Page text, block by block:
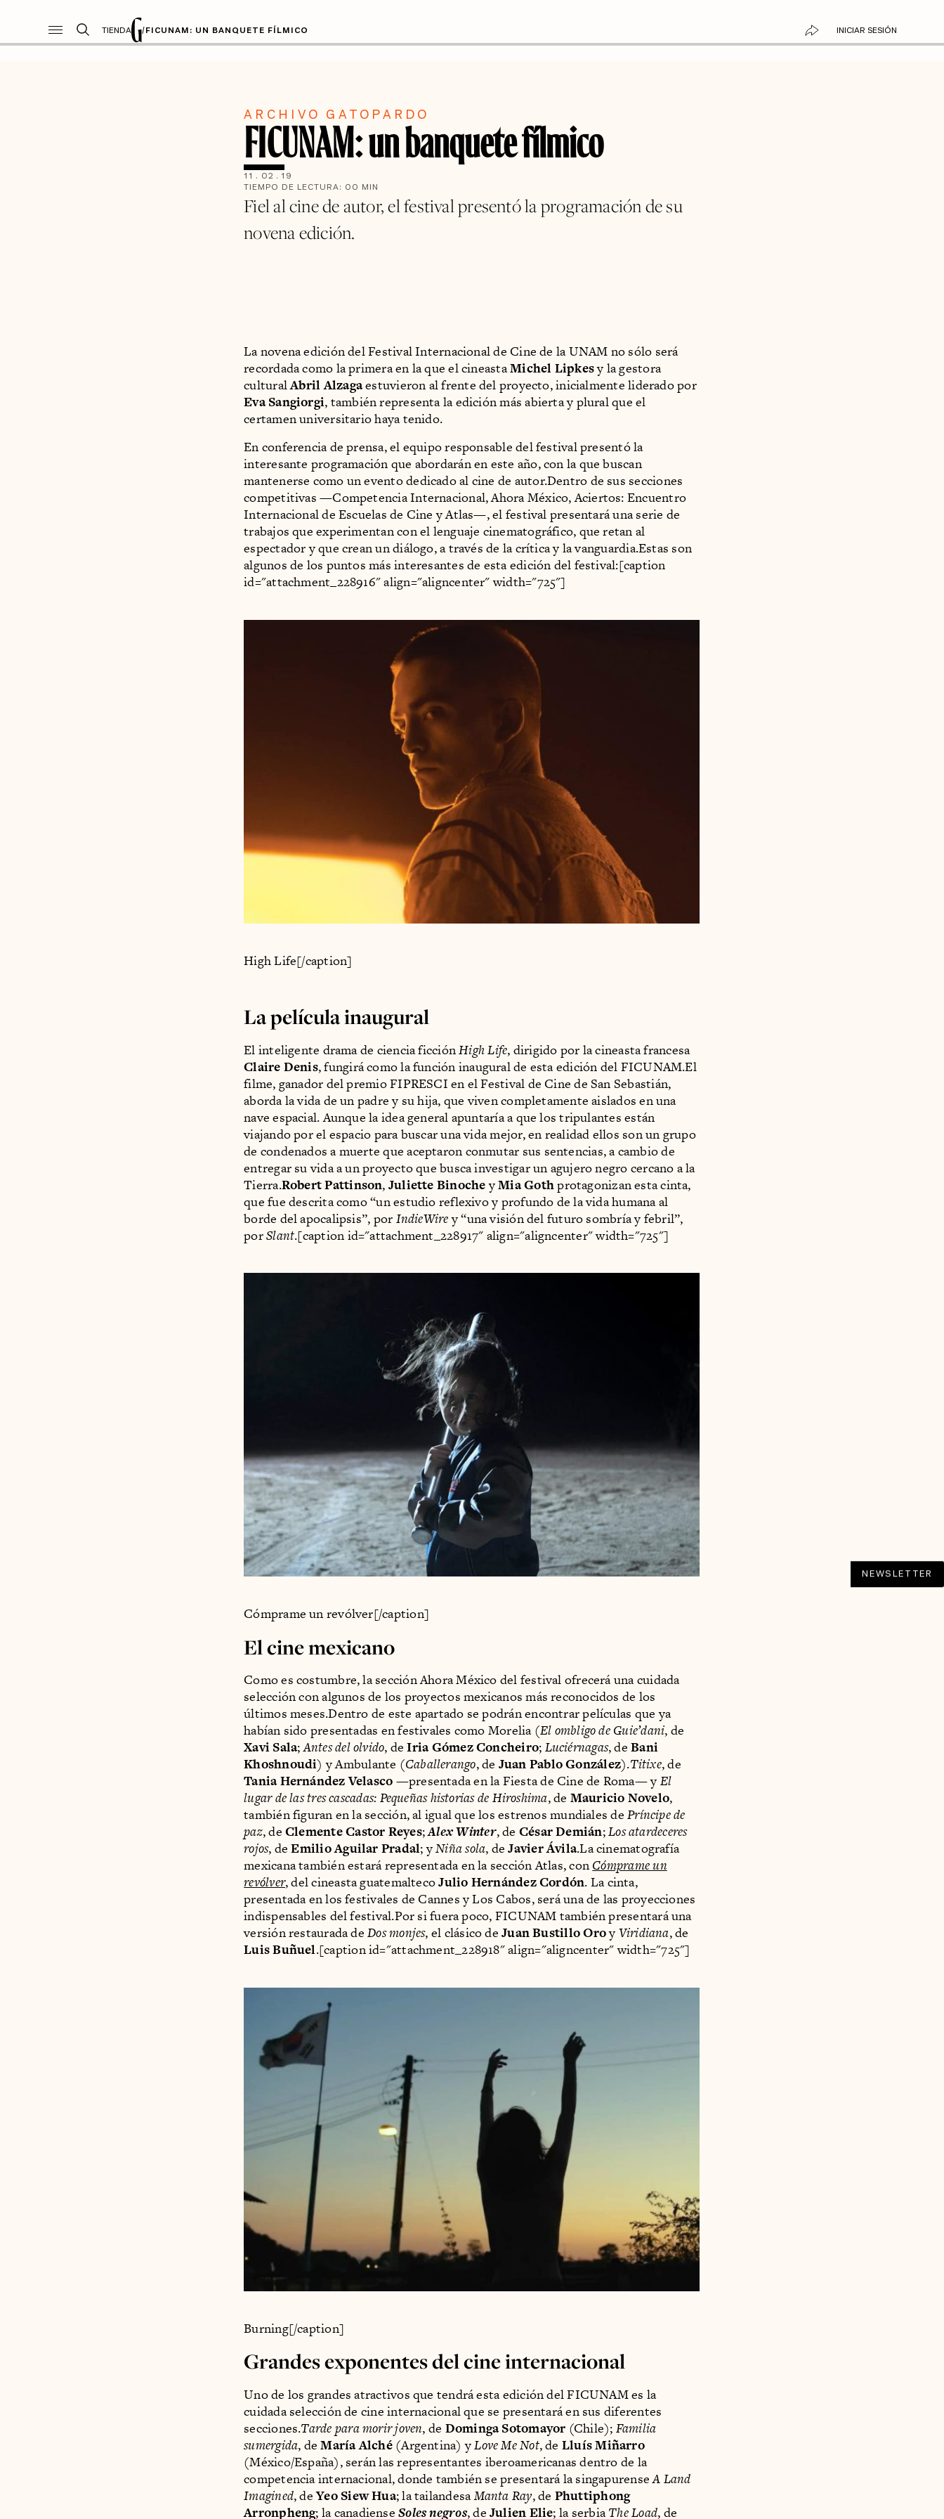
TIENDA /FICUNAM: UN BANQUETE FÍLMICO INICIAR SESIÓN
ARCHIVO GATOPARDO
FICUNAM: un banquete fílmico
11 . 02 . 19
TIEMPO DE LECTURA: 00 MIN
Fiel al cine de autor, el festival presentó la programación de su
novena edición.
La novena edición del Festival Internacional de Cine de la UNAM no sólo será
recordada como la primera en la que el cineastaMichel Lipkesy la gestora
culturalAbril Alzagaestuvieron al frente del proyecto, inicialmente liderado por
Eva Sangiorgi, también representa la edición más abierta y plural que el
certamen universitario haya tenido.
En conferencia de prensa, el equipo responsable del festival presentó la
interesante programación que abordarán en este año, con la que buscan
mantenerse como un evento dedicado al cine de autor.Dentro de sus secciones
competitivas —Competencia Internacional, Ahora México, Aciertos: Encuentro
Internacional de Escuelas de Cine y Atlas—, el festival presentará una serie de
trabajos que experimentan con el lenguaje cinematográfico, que retan al
espectador y que crean un diálogo, a través de la crítica y la vanguardia.Estas son
algunos de los puntos más interesantes de esta edición del festival:[caption
id="attachment_228916" align="aligncenter" width="725"]
High Life[/caption]
La película inaugural
El inteligente drama de ciencia ficciónHigh Life, dirigido por la cineasta francesa
Claire Denis, fungirá como la función inaugural de esta edición del FICUNAM.El
filme, ganador del premio FIPRESCI en el Festival de Cine de San Sebastián,
aborda la vida de un padre y su hija, que viven completamente aislados en una
nave espacial. Aunque la idea general apuntaría a que los tripulantes están
viajando por el espacio para buscar una vida mejor, en realidad ellos son un grupo
de condenados a muerte que aceptaron conmutar sus sentencias, a cambio de
entregar su vida a un proyecto que busca investigar un agujero negro cercano a la
Tierra.Robert Pattinson, Juliette BinocheyMia Gothprotagonizan esta cinta,
que fue descrita como “un estudio reflexivo y profundo de la vida humana al
borde del apocalipsis”, por IndieWirey “una visión del futuro sombría y febril”,
porSlant.[caption id="attachment_228917" align="aligncenter" width="725"]
Cómprame un revólver[/caption]
El cine mexicano
Como es costumbre, la sección Ahora México del festival ofrecerá una cuidada
selección con algunos de los proyectos mexicanos más reconocidos de los
últimos meses.Dentro de este apartado se podrán encontrar películas que ya
habían sido presentadas en festivales como Morelia (El ombligo de Guie’dani, de
Xavi Sala;Antes del olvido, deIria Gómez Concheiro; Luciérnagas, deBani
Khoshnoudi) y Ambulante (Caballerango, de Juan Pablo González).Titixe, de
Tania Hernández Velasco —presentada en la Fiesta de Cine de Roma— y El
lugar de las tres cascadas: Pequeñas historias de Hiroshima, de Mauricio Novelo,
también figuran en la sección, al igual que los estrenos mundiales dePríncipe de
paz, deClemente Castor Reyes;Alex Winter, de César Demián;Los atardeceres
rojos, de Emilio Aguilar Pradal; yNiña sola, de Javier Ávila.La cinematografía
mexicana también estará representada en la sección Atlas, con Cómprame un
revólver, del cineasta guatemaltecoJulio Hernández Cordón. La cinta,
presentada en los festivales de Cannes y Los Cabos, será una de las proyecciones
indispensables del festival.Por si fuera poco, FICUNAM también presentará una
versión restaurada deDos monjes, el clásico deJuan Bustillo Oroy Viridiana, de
Luis Buñuel.[caption id="attachment_228918" align="aligncenter" width="725"]
Burning[/caption]
Grandes exponentes del cine internacional
Uno de los grandes atractivos que tendrá esta edición del FICUNAM es la
cuidada selección de cine internacional que se presentará en sus diferentes
secciones.Tarde para morir joven, de Dominga Sotomayor (Chile); Familia
sumergida, deMaría Alché(Argentina) yLove Me Not, de Lluís Miñarro
(México/España), serán las representantes iberoamericanas dentro de la
competencia internacional, donde también se presentará la singapurenseA Land
Imagined, deYeo Siew Hua; la tailandesaManta Ray, de Phuttiphong
Arronpheng; la canadiense Soles negros, de Julien Elie; la serbiaThe Load, de
NEWSLETTER